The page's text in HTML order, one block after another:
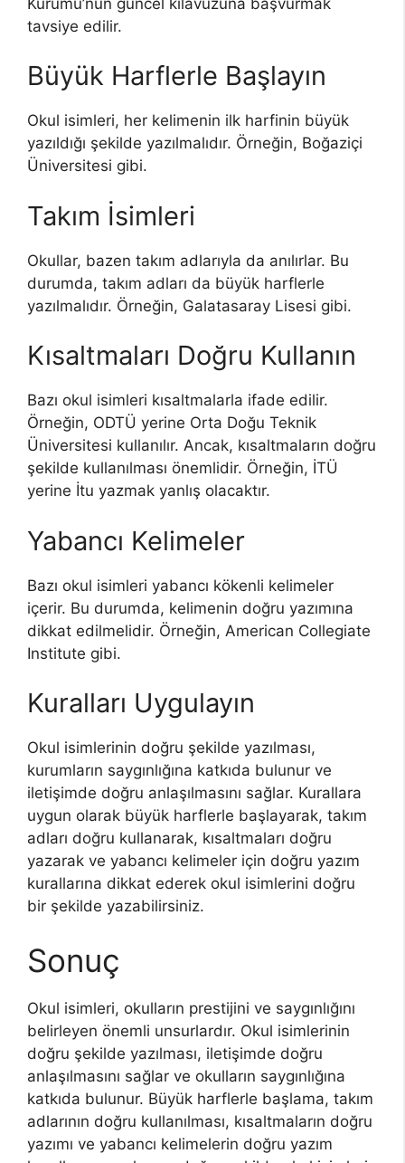
tavsiye edilir.
Büyük Harflerle Başlayın
Okul isimleri, her kelimenin ilk harfinin büyük
yazıldığı şekilde yazılmalıdır. Örneğin, Boğaziçi
Üniversitesi gibi.
Takım İsimleri
Okullar, bazen takım adlarıyla da anılırlar. Bu
durumda, takım adları da büyük harflerle
yazılmalıdır. Örneğin, Galatasaray Lisesi gibi.
Kısaltmaları Doğru Kullanın
Bazı okul isimleri kısaltmalarla ifade edilir.
Örneğin, ODTÜ yerine Orta Doğu Teknik
Üniversitesi kullanılır. Ancak, kısaltmaların doğru
şekilde kullanılması önemlidir. Örneğin, İTÜ
yerine İtu yazmak yanlış olacaktır.
Yabancı Kelimeler
Bazı okul isimleri yabancı kökenli kelimeler
içerir. Bu durumda, kelimenin doğru yazımına
dikkat edilmelidir. Örneğin, American Collegiate
Institute gibi.
Kuralları Uygulayın
Okul isimlerinin doğru şekilde yazılması,
kurumların saygınlığına katkıda bulunur ve
iletişimde doğru anlaşılmasını sağlar. Kurallara
uygun olarak büyük harflerle başlayarak, takım
adları doğru kullanarak, kısaltmaları doğru
yazarak ve yabancı kelimeler için doğru yazım
kurallarına dikkat ederek okul isimlerini doğru
bir şekilde yazabilirsiniz.
Sonuç
Okul isimleri, okulların prestijini ve saygınlığını
belirleyen önemli unsurlardır. Okul isimlerinin
doğru şekilde yazılması, iletişimde doğru
anlaşılmasını sağlar ve okulların saygınlığına
katkıda bulunur. Büyük harflerle başlama, takım
adlarının doğru kullanılması, kısaltmaların doğru
yazımı ve yabancı kelimelerin doğru yazım